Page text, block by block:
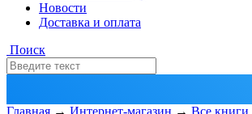
Новости
Доставка и оплата
Поиск
Главная → Интернет-магазин → Все книги